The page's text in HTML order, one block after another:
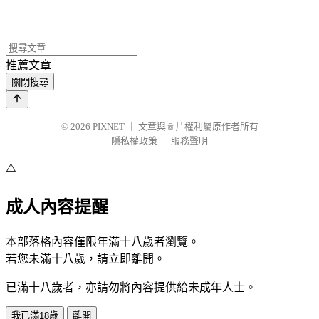
推薦文章
關閉搜尋
© 2026 PIXNET
文章與圖片權利屬原作者所有
隱私權政策
服務聲明
⚠️
成人內容提醒
本部落格內容僅限年滿十八歲者瀏覽。
若您未滿十八歲，請立即離開。
已滿十八歲者，亦請勿將內容提供給未成年人士。
我已滿18歲 離開